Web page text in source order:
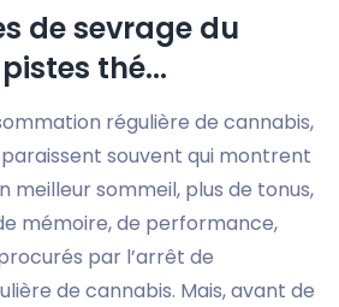
de sevrage du
thé...
régulière de cannabis,
souvent qui montrent
meilleur sommeil, plus de tonus,
mémoire, de performance,
par l’arrêt de
de cannabis. Mais, avant de